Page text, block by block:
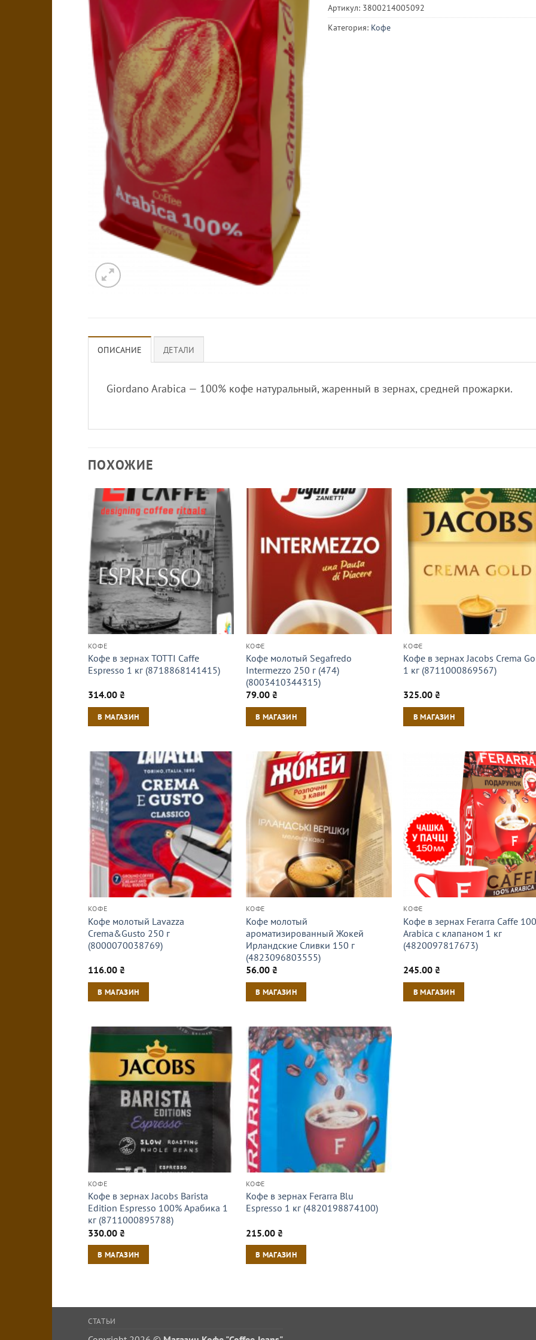
Артикул: 3800214005092
Категория: Кофе
ОПИСАНИЕ ДЕТАЛИ
Giordano Arabica — 100% кофе натуральный, жаренный в зернах, средней прожарки.
ПОХОЖИЕ
КОФЕ
Кофе в зернах TOTTI Caffe
Espresso 1 кг (8718868141415)
314.00 ₴
В МАГАЗИН
КОФЕ
Кофе молотый Segafredo
Intermezzo 250 г (474)
(8003410344315)
79.00 ₴
В МАГАЗИН
КОФЕ
Кофе в зернах Jacobs Crema
1 кг (8711000869567)
325.00₴
В МАГАЗИН
КОФЕ
Кофе молотый Lavazza
Crema&Gusto 250 г
(8000070038769)
116.00 ₴
В МАГАЗИН
КОФЕ
Кофе молотый
ароматизированный Жокей
Ирландские Сливки 150 г
(4823096803555)
56.00 ₴
В МАГАЗИН
КОФЕ
Кофе в зернах Ferarra Caffe
Arabica с клапаном 1 кг
(4820097817673)
245.00₴
В МАГАЗИН
КОФЕ
Кофе в зернах Jacobs Barista
Edition Espresso 100% Арабика 1
кг (8711000895788)
330.00 ₴
В МАГАЗИН
КОФЕ
Кофе в зернах Ferarra Blu
Espresso 1 кг (4820198874100)
215.00 ₴
В МАГАЗИН
СТАТЬИ